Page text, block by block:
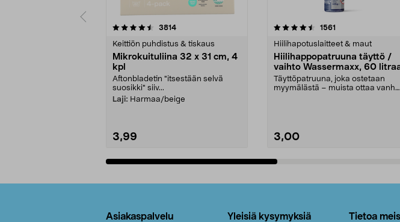
3814arvostelut
Keittiön puhdistus & tiskaus
Mikrokuituliina 32 x 31 cm, 4
kpl
Aftonbladetin "itsestään selvä
suosikki" siiv...
Laji: Harmaa/beige
3,99
4.5viidestä
1561
Hiilihapotuslaitteet & maut
Hiilihappopatruuna täyttö /
vaihto Wassermaxx, 60
Täyttöpatruuna, joka ostetaan
myymälästä – muista ottaa vanha
3,00
4.5viidestä
Asiakaspalvelu Yleisiä kysymyksiä Tietoa